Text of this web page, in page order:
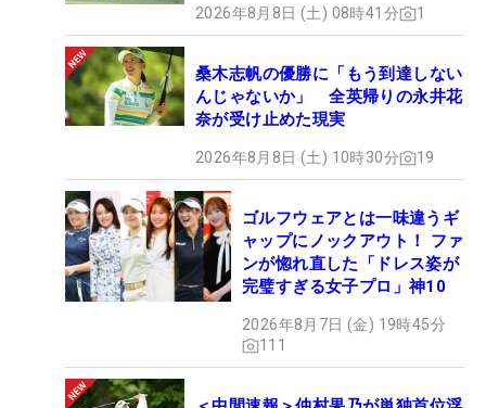
2026年8月8日 (土) 08時41分 1
桑木志帆の優勝に「もう到達しない
んじゃないか」 全英帰りの永井花
奈が受け止めた現実
2026年8月8日 (土) 10時30分 19
ゴルフウェアとは一味違うギ
ャップにノックアウト！ ファ
ンが惚れ直した「ドレス姿が
完璧すぎる女子プロ」神10
2026年8月7日 (金) 19時45分
111